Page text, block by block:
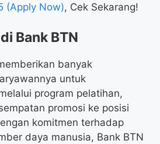
(Apply Now), Cek Sekarang!
Bank BTN
banyak
untuk
program pelatihan,
promosi ke posisi
komitmen terhadap
daya manusia, Bank BTN